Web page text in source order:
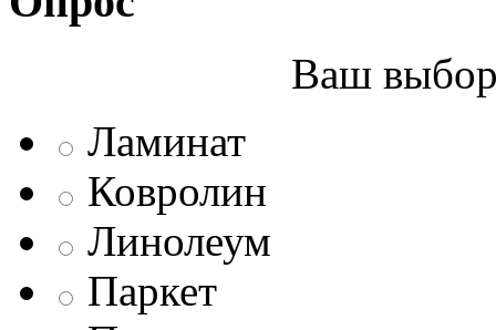
Ваш выбор
Ламинат
Ковролин
Линолеум
Паркет